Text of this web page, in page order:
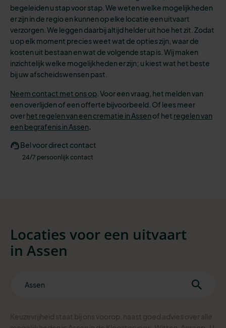
begeleiden u stap voor stap. We weten welke mogelijkheden
er zijn in de regio en kunnen op elke locatie een uitvaart
verzorgen. We leggen daarbij altijd helder uit hoe het zit. Zodat
u op elk moment precies weet wat de opties zijn, waar de
kosten uit bestaan en wat de volgende stap is. Wij maken
inzichtelijk welke mogelijkheden er zijn; u kiest wat het beste
bij uw afscheidswensen past.
Neem contact met ons op . Voor een vraag, het melden van
een overlijden of een offerte bijvoorbeeld. Of lees meer
overhet regelen van een crematie in Assen of het regelen van
een begrafenis in Assen.
Bel voor direct contact
24/7 persoonlijk contact
Locaties voor een uitvaart
in Assen